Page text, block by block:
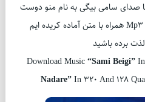
سامی بیگی به نام منو دوست
نداره را با کیفیت عالی و خوب Mp3 همراه با متن آماده کریده ایم
لذت برده باشید
Download Music“Sami Beigi”In
Nadare”In 320 And 128